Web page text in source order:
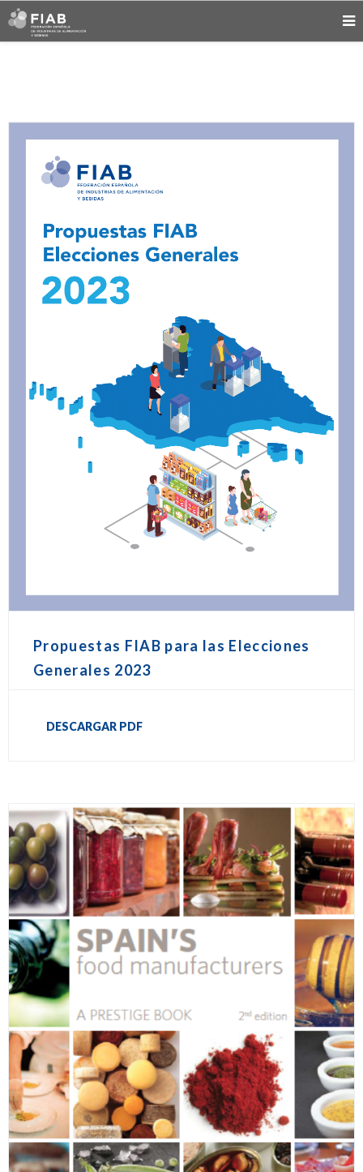
Propuestas FIAB para las Elecciones
Generales 2023
DESCARGAR PDF